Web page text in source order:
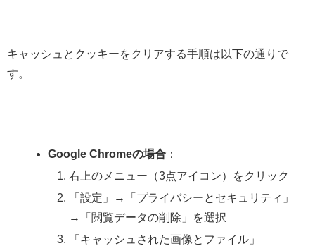
キャッシュとクッキーをクリアする手順は以下の通りで
す。
Google Chromeの場合 ：
右上のメニュー（3点アイコン）をクリック
「設定」→「プライバシーとセキュリティ」
→「閲覧データの削除」を選択
「キャッシュされた画像とファイル」